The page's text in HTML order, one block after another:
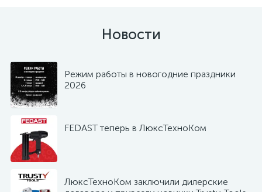
Новости
Режим работы в новогодние праздники
2026
FEDAST теперь в ЛюксТехноКом
ЛюксТехноКом заключили дилерские